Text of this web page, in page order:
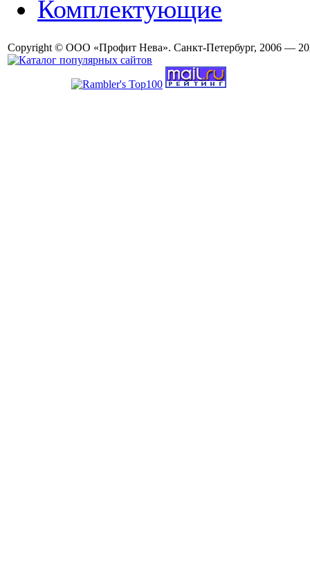
Комплектующие
Copyright © ООО «Профит Нева». Санкт-Петербург, 2006 —